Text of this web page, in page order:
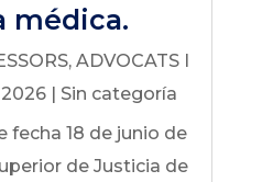
médica.
ADVOCATS I
| Sin categoría
fecha 18 de junio de
de Justicia de